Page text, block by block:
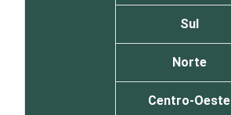
Sul
Norte
Centro-Oeste